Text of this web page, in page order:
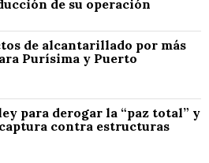
de su operación
de alcantarillado por más
Purísima y Puerto
para derogar la “paz total” y
contra estructuras